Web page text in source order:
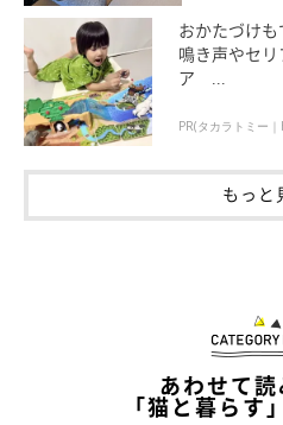
おかたづけ
鳴き声やセ
ア ...
PR(タカラトミー
もっと
あわせて読
「猫と暮らす